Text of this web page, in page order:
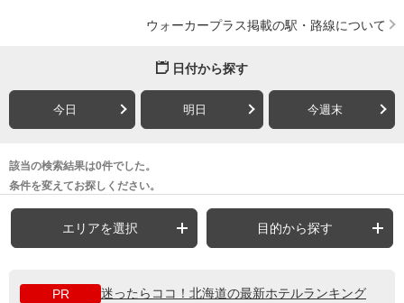
ウォーカープラス掲載の駅・路線について
日付から探す
今日 明日 今週末
該当の検索結果は0件でした。
条件を変えてお探しください。
エリアを選択 目的から探す
PR
迷ったらココ！北海道の最新ホテルランキング